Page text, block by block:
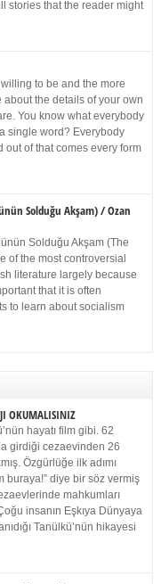
stories that the reader might
to be and the more
the details of your own
You know what everybody
single word? Everybody
out of that comes every form
Solduğu Akşam) / Ozan
Solduğu Akşam (The
of the most controversial
literature largely because
that it is often
to learn about socialism
OKUMALISINIZ
hayatı film gibi. 62
girdiği cezaevinden 26
Özgürlüğe ilk adımı
buraya!” diye bir söz vermiş
mahkumları
insanın Eşkıya Dünyaya
Tanülkü’nün hikayesi